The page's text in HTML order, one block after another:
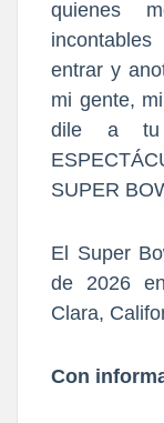
quienes
entrar y
mi gente,
dile a tu
SUPER
El Super
de 2026
Clara,
Con